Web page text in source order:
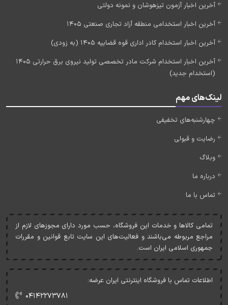
آخرین اخبار آزمون تیزهوشان و نمونه دولتی
آخرین اخبار استخدامی منطقه آزاد تجاری صنعتی 1405
آخرین اخبار استخدام کادر اداری قوه قضاییه 1405 (به زودی)
آخرین اخبار استخدام شرکت مادر تخصصی تولید نیروی برق حرارتی 1405
(استخدام جدید)
لینک‌های مهم
چهارشنبه‌های تخفیفی
رضایت و قبولی
وبلاگ
درباره ما
تماس با ما
تمامی کالاها و خدمات اين فروشگاه، حسب مورد دارای مجوزهای لازم از
مراجع مربوطه می‌باشند و فعاليت‌های اين سايت تابع قوانين و مقررات
جمهوری اسلامی ايران است.
اطلاعات تماس با فروشگاه اینترنتی ایران عرضه:
۰۴۱۴۲۲۷۳۷۸۱